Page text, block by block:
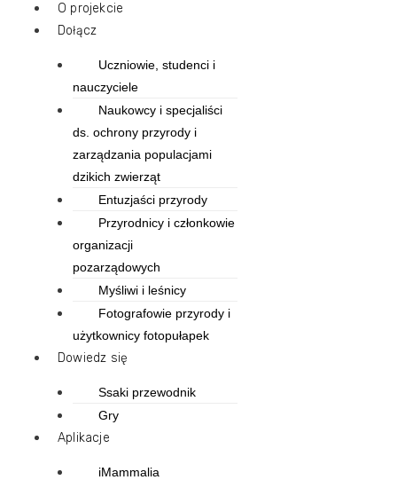
O projekcie
Dołącz
Uczniowie, studenci i
nauczyciele
Naukowcy i specjaliści
ds. ochrony przyrody i
zarządzania populacjami
dzikich zwierząt
Entuzjaści przyrody
Przyrodnicy i członkowie
organizacji
pozarządowych
Myśliwi i leśnicy
Fotografowie przyrody i
użytkownicy fotopułapek
Dowiedz się
Ssaki przewodnik
Gry
Aplikacje
iMammalia